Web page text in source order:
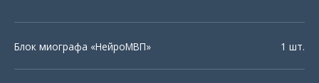
Блок миографа «НейроМВП» 1 шт.